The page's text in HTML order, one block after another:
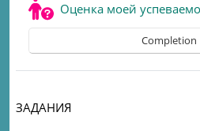
Оценка моей
Completion
ЗАДАНИЯ